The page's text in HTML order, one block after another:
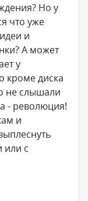
Но у
что уже
и
А может
у
кроме диска
не слышали
- революция!
и
или с